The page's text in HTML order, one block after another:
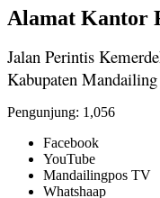
Alamat Kantor
Jalan Perintis
Kabupaten
Pengunjung: 1,056
Facebook
YouTube
Mandailingpos TV
Whatshaap